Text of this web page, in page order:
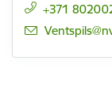
+371
E-pasts: